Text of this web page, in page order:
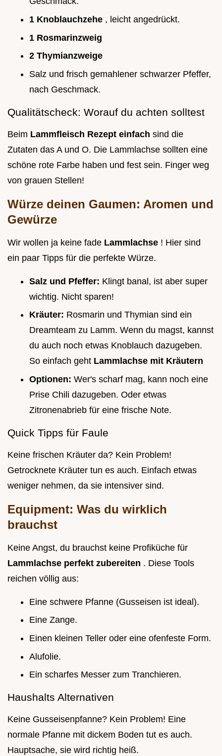
1 Knoblauchzehe , leicht angedrückt.
1 Rosmarinzweig
2 Thymianzweige
Salz und frisch gemahlener schwarzer Pfeffer,
nach Geschmack.
Qualitätscheck: Worauf du achten solltest
Beim Lammfleisch Rezept einfach sind die
Zutaten das A und O. Die Lammlachse sollten eine
schöne rote Farbe haben und fest sein. Finger weg
von grauen Stellen!
Würze deinen Gaumen: Aromen und
Gewürze
Wir wollen ja keine fade Lammlachse ! Hier sind
ein paar Tipps für die perfekte Würze.
Salz und Pfeffer: Klingt banal, ist aber super
wichtig. Nicht sparen!
Kräuter: Rosmarin und Thymian sind ein
Dreamteam zu Lamm. Wenn du magst, kannst
du auch noch etwas Knoblauch dazugeben.
So einfach geht Lammlachse mit Kräutern
Optionen: Wer's scharf mag, kann noch eine
Prise Chili dazugeben. Oder etwas
Zitronenabrieb für eine frische Note.
Quick Tipps für Faule
Keine frischen Kräuter da? Kein Problem!
Getrocknete Kräuter tun es auch. Einfach etwas
weniger nehmen, da sie intensiver sind.
Equipment: Was du wirklich
brauchst
Keine Angst, du brauchst keine Profiküche für
Lammlachse perfekt zubereiten . Diese Tools
reichen völlig aus:
Eine schwere Pfanne (Gusseisen ist ideal).
Eine Zange.
Einen kleinen Teller oder eine ofenfeste Form.
Alufolie.
Ein scharfes Messer zum Tranchieren.
Haushalts Alternativen
Keine Gusseisenpfanne? Kein Problem! Eine
normale Pfanne mit dickem Boden tut es auch.
Hauptsache, sie wird richtig heiß.